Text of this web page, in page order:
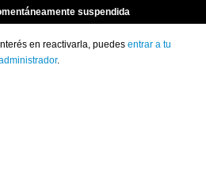
suspendida
en reactivarla, puedes entrar a tu
.